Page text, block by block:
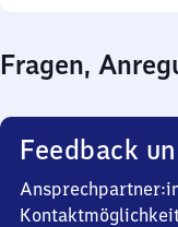
Fragen,
Feedback